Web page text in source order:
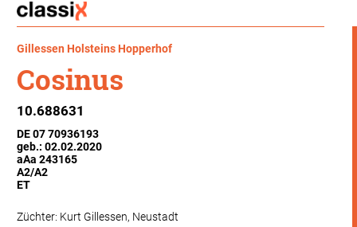
Gillessen Holsteins Hopperhof
Cosinus
10.688631
DE 07 70936193
geb.: 02.02.2020
aAa 243165
A2/A2
ET
Züchter: Kurt Gillessen, Neustadt